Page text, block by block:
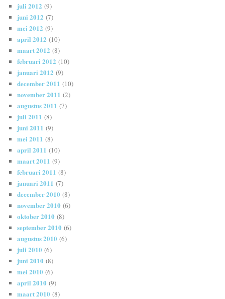
juli 2012 (9)
juni 2012 (7)
mei 2012 (9)
april 2012 (10)
maart 2012 (8)
februari 2012 (10)
januari 2012 (9)
december 2011 (10)
november 2011 (2)
augustus 2011 (7)
juli 2011 (8)
juni 2011 (9)
mei 2011 (8)
april 2011 (10)
maart 2011 (9)
februari 2011 (8)
januari 2011 (7)
december 2010 (8)
november 2010 (6)
oktober 2010 (8)
september 2010 (6)
augustus 2010 (6)
juli 2010 (6)
juni 2010 (8)
mei 2010 (6)
april 2010 (9)
maart 2010 (8)